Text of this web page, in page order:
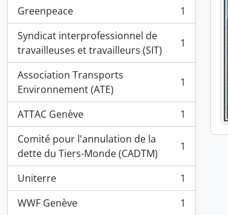
Greenpeace
, 1 résultats
1
Syndicat interprofessionnel de
travailleuses et travailleurs (SIT)
, 1 résultats 1
Association Transports
Environnement (ATE)
, 1 résultats 1
ATTAC Genève
, 1 résultats
1
Comité pour l'annulation de la
dette du Tiers-Monde (CADTM)
, 1 résultats 1
Uniterre
, 1 résultats
1
WWF Genève
, 1 résultats 1